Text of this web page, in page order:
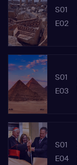
S01
E02
S01
E03
S01
E04